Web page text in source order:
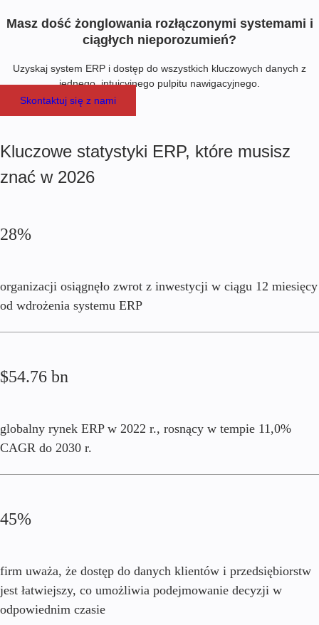
Masz dość żonglowania rozłączonymi systemami i
ciągłych nieporozumień?
Uzyskaj system ERP i dostęp do wszystkich kluczowych danych z
jednego, intuicyjnego pulpitu nawigacyjnego.
Skontaktuj się z nami
Kluczowe statystyki ERP, które musisz
znać w 2026
28%
organizacji osiągnęło zwrot z inwestycji w ciągu 12 miesięcy
od wdrożenia systemu ERP
$54.76 bn
globalny rynek ERP w 2022 r., rosnący w tempie 11,0%
CAGR do 2030 r.
45%
firm uważa, że dostęp do danych klientów i przedsiębiorstw
jest łatwiejszy, co umożliwia podejmowanie decyzji w
odpowiednim czasie